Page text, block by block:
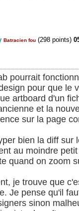
Batracien fou (298 points)
pourrait
pour que le
artboard d'un
et la
sur la page
bien la diff sur
au moindre
quand on zoom
je trouve que
Je pense qu'il
sinon